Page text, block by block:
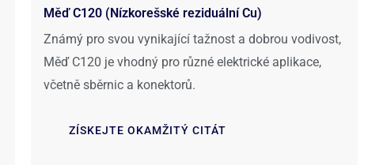
Měď C120 (Nízkorešské reziduální Cu)
Známý pro svou vynikající tažnost a dobrou vodivost,
Měď C120 je vhodný pro různé elektrické aplikace,
včetně sběrnic a konektorů.
ZÍSKEJTE OKAMŽITÝ CITÁT